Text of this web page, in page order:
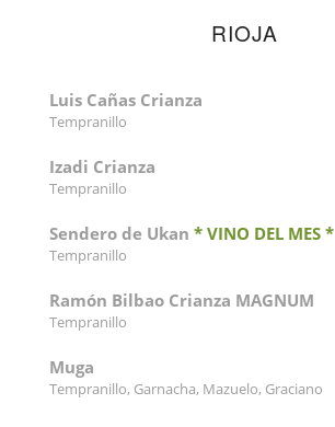
RIOJA
Luis Cañas Crianza
Tempranillo
Izadi Crianza
Tempranillo
Sendero de Ukan * VINO DEL MES *
Tempranillo
Ramón Bilbao Crianza MAGNUM
Tempranillo
Muga
Tempranillo, Garnacha, Mazuelo, Graciano